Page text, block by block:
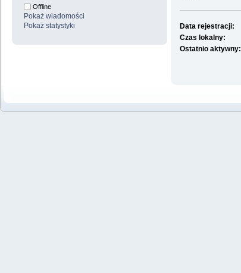
Offline
Pokaż wiadomości
Pokaż statystyki
Data rejestracji:
Czas lokalny:
Ostatnio aktywny: